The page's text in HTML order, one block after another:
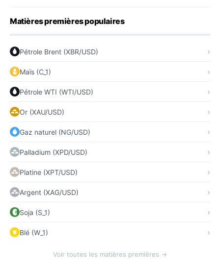
Matières premières populaires
Pétrole Brent (XBR/USD)
Maïs (C_1)
Pétrole WTI (WTI/USD)
Or (XAU/USD)
Gaz naturel (NG/USD)
Palladium (XPD/USD)
Platine (XPT/USD)
Argent (XAG/USD)
Soja (S_1)
Blé (W_1)
Voir toutes les matières premières →